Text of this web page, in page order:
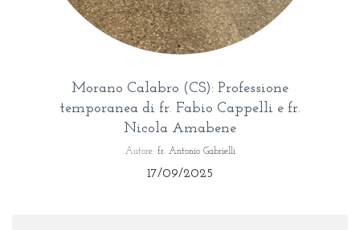
Morano Calabro (CS): Professione
temporanea di fr. Fabio Cappelli e fr.
Nicola Amabene
Autore: fr. Antonio Gabrielli
17/09/2025